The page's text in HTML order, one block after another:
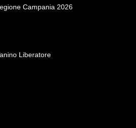
Campania 2026
Liberatore